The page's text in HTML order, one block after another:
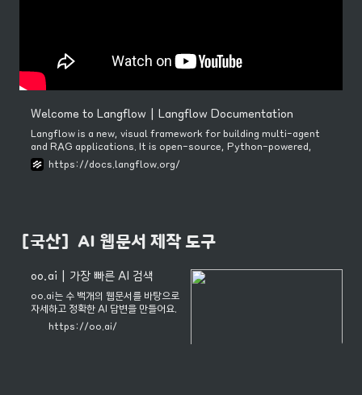
Welcome to Langflow | Langflow Documentation
Langflow is a new, visual framework for building multi-agent
and RAG applications. It is open-source, Python-powered,
fully customizable, and LLM and vector store agnostic.
https://docs.langflow.org/
[국산]  AI 웹문서 제작 도구
oo.ai | 가장 빠른 AI 검색
oo.ai는 수 백개의 웹문서를 바탕으로
자세하고 정확한 AI 답변을 만들어요.
가장 빠르고 똑똑한 AI 검색을 지금 무
료로 사용해보세요.
https://oo.ai/